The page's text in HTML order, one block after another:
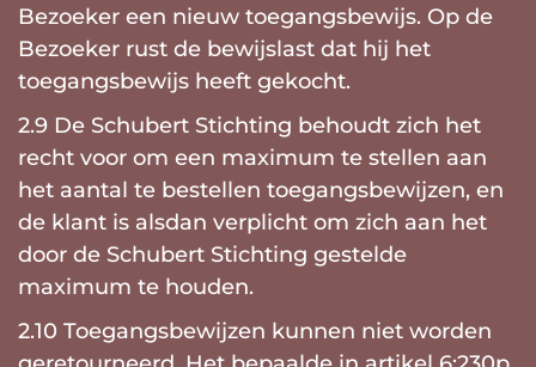
Bezoeker een nieuw toegangsbewijs. Op de
Bezoeker rust de bewijslast dat hij het
toegangsbewijs heeft gekocht.
2.9 De Schubert Stichting behoudt zich het
recht voor om een maximum te stellen aan
het aantal te bestellen toegangsbewijzen, en
de klant is alsdan verplicht om zich aan het
door de Schubert Stichting gestelde
maximum te houden.
2.10 Toegangsbewijzen kunnen niet worden